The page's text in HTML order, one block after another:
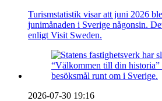
Turismstatistik visar att juni 2026
junimånaden i Sverige någonsin.
enligt Visit Sweden.
2026-07-30 19:16